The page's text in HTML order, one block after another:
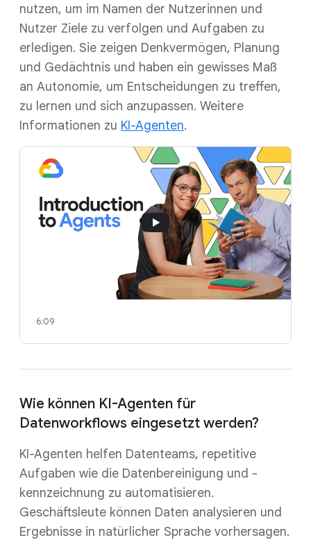
nutzen, um im Namen der Nutzerinnen und
Nutzer Ziele zu verfolgen und Aufgaben zu
erledigen. Sie zeigen Denkvermögen, Planung
und Gedächtnis und haben ein gewisses Maß
an Autonomie, um Entscheidungen zu treffen,
zu lernen und sich anzupassen. Weitere
Informationen zu KI-Agenten.
6:09
Wie können KI-Agenten für
Datenworkflows eingesetzt werden?
KI-Agenten helfen Datenteams, repetitive
Aufgaben wie die Datenbereinigung und -
kennzeichnung zu automatisieren.
Geschäftsleute können Daten analysieren und
Ergebnisse in natürlicher Sprache vorhersagen.